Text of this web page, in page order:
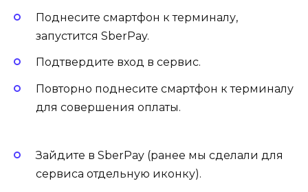
Поднесите смартфон к терминалу,
запустится SberPay.
Подтвердите вход в сервис.
Повторно поднесите смартфон к терминалу
для совершения оплаты.
Зайдите в SberPay (ранее мы сделали для
сервиса отдельную иконку).